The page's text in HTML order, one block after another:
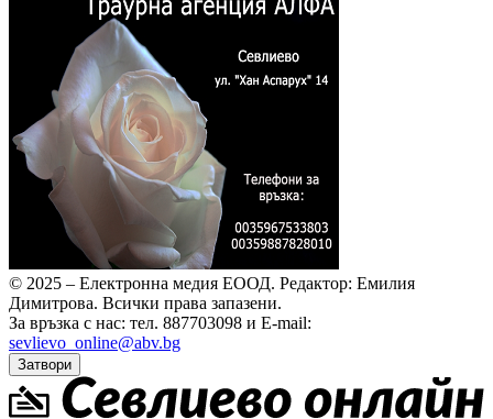
© 2025 – Електронна медия ЕООД. Редактор: Емилия
Димитрова. Всички права запазени.
За връзка с нас: тел. 887703098 и E-mail:
sevlievo_online@abv.bg
Затвори